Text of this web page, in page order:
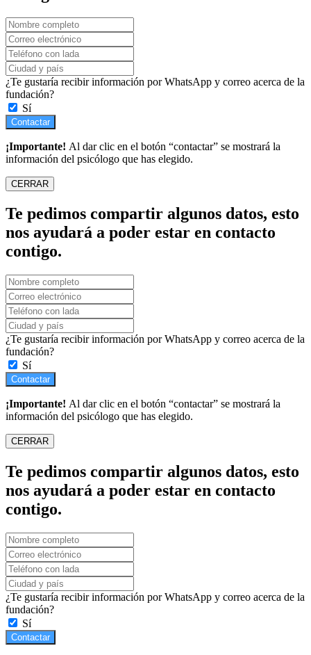
¿Te gustaría recibir información por WhatsApp y correo acerca de la
fundación?
Sí
Contactar
¡Importante! Al dar clic en el botón “contactar” se mostrará la
información del psicólogo que has elegido.
CERRAR
Te pedimos compartir algunos datos, esto
nos ayudará a poder estar en contacto
contigo.
¿Te gustaría recibir información por WhatsApp y correo acerca de la
fundación?
Sí
Contactar
¡Importante! Al dar clic en el botón “contactar” se mostrará la
información del psicólogo que has elegido.
CERRAR
Te pedimos compartir algunos datos, esto
nos ayudará a poder estar en contacto
contigo.
¿Te gustaría recibir información por WhatsApp y correo acerca de la
fundación?
Sí
Contactar